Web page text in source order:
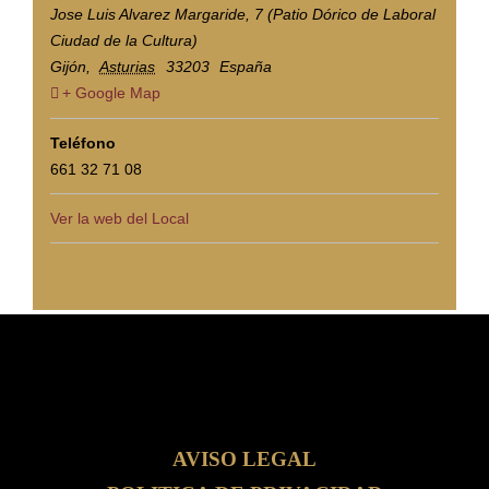
Jose Luis Alvarez Margaride, 7 (Patio Dórico de Laboral
Ciudad de la Cultura)
Gijón, Asturias 33203 España
+ Google Map
Teléfono
661 32 71 08
Ver la web del Local
AVISO LEGAL